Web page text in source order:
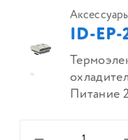
ID-EP-
Питание